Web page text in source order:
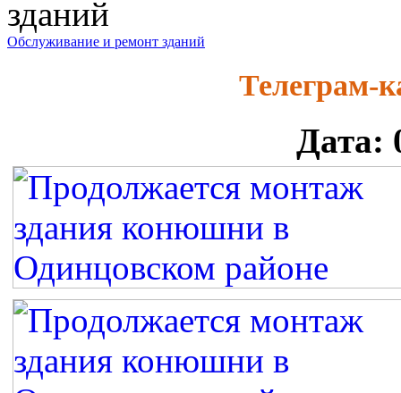
Обслуживание и ремонт зданий
Телеграм-
Дата: